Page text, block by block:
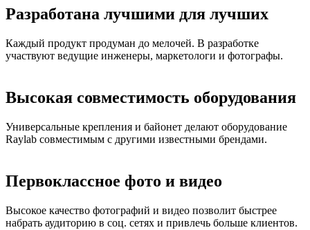
Разработана лучшими для лучших
Каждый продукт продуман до мелочей. В разработке
участвуют ведущие инженеры, маркетологи и фотографы.
Высокая совместимость оборудования
Универсальные крепления и байонет делают оборудование
Raylab совместимым с другими известными брендами.
Первоклассное фото и видео
Высокое качество фотографий и видео позволит быстрее
набрать аудиторию в соц. сетях и привлечь больше клиентов.